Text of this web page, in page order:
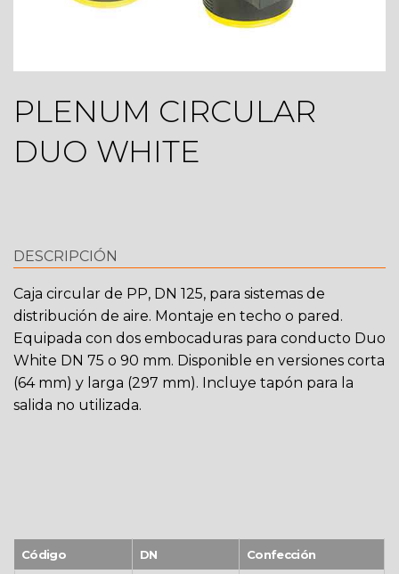
PLENUM CIRCULAR
DUO WHITE
DESCRIPCIÓN
Caja circular de PP, DN 125, para sistemas de
distribución de aire. Montaje en techo o pared.
Equipada con dos embocaduras para conducto Duo
White DN 75 o 90 mm. Disponible en versiones corta
(64 mm) y larga (297 mm). Incluye tapón para la
salida no utilizada.
Código DN Confección